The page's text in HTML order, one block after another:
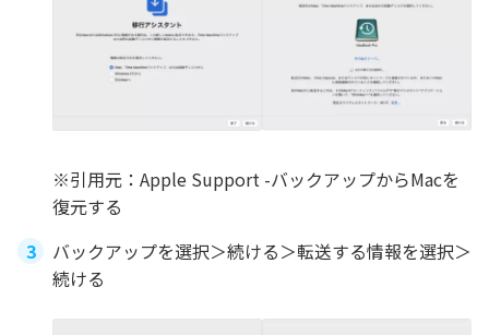
※引用元：Apple Support -バックアップからMacを
復元する
バックアップを選択＞続ける＞転送する情報を選択＞
続ける